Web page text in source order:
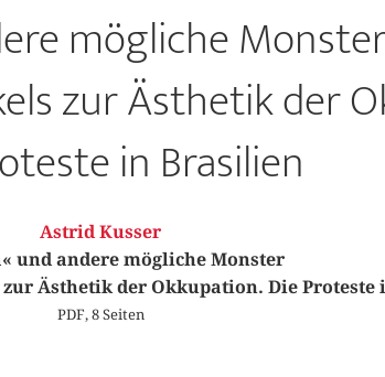
mögliche
zur Ästhetik der
in Brasilien
Astrid Kusser
und andere mögliche Monster
zur Ästhetik der Okkupation. Die
PDF, 8 Seiten